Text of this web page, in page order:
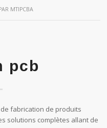
MTIPCBA
pcb
fabrication de produits
solutions complètes allant de